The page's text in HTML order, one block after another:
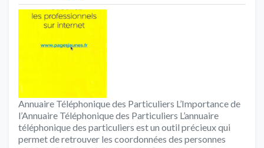
Annuaire Téléphonique des Particuliers L’Importance de
l’Annuaire Téléphonique des Particuliers L’annuaire
téléphonique des particuliers est un outil précieux qui
permet de retrouver les coordonnées des personnes